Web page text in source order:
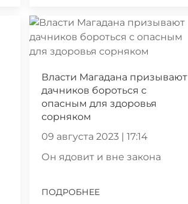
Власти Магадана призывают
дачников бороться с
опасным для здоровья
сорняком
09 августа 2023 | 17:14
Он ядовит и вне закона
ПОДРОБНЕЕ